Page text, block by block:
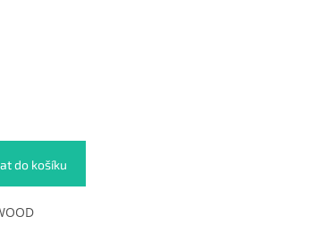
do košíku